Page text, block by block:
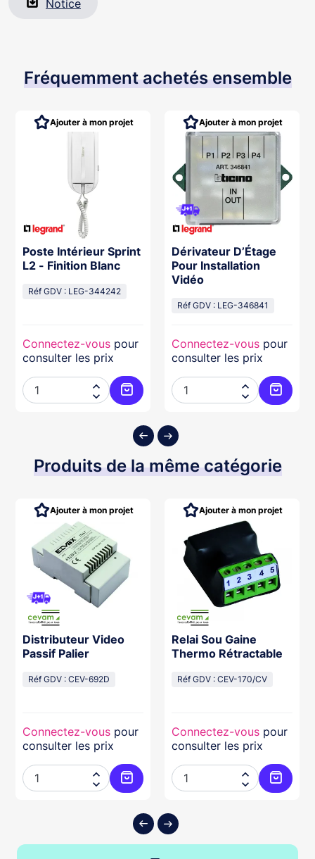
Notice
Fréquemment achetés ensemble
au panier
Poste Intérieur Sprint
L2 - Finition Blanc
Réf GDV : LEG-344242
Connectez-vous pour
consulter les prix


Ajouter au panier
Ajouter à mon projet
Dérivateur D’Étage
Pour Installation
Vidéo
Réf GDV : LEG-346841
Connectez-vous pour
consulter les prix


Ajouter à mon projet
Produits de la même catégorie
au panier
Distributeur Video
Passif Palier
Réf GDV : CEV-692D
Connectez-vous pour
consulter les prix


Ajouter au panier
Ajouter à mon projet
Relai Sou Gaine
Thermo Rétractable
Réf GDV : CEV-170/CV
Connectez-vous pour
consulter les prix


Ajouter à mon projet